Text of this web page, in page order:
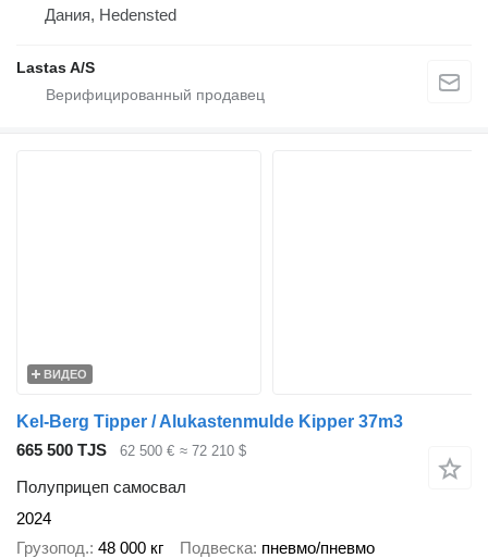
Дания, Hedensted
Lastas A/S
ВИДЕО
Kel-Berg Tipper / Alukastenmulde Kipper 37m3
665 500 TJS
62 500 € ≈ 72 210 $
Полуприцеп самосвал
2024
Грузопод. 48 000 кг Подвеска пневмо/пневмо